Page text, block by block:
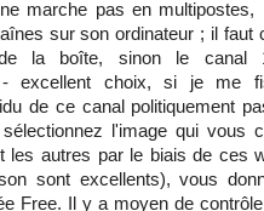
marche pas en multipostes,
sur son ordinateur ; il faut
la boîte, sinon le canal
- excellent choix, si je me
de ce canal politiquement
l'image qui vous
les autres par le biais de ces
sont excellents), vous
Free. Il y a moyen de